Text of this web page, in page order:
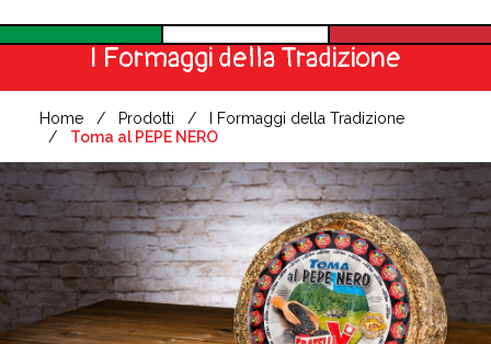
I Formaggi della Tradizione
Home Prodotti
I Formaggi della Tradizione
Toma al PEPE NERO